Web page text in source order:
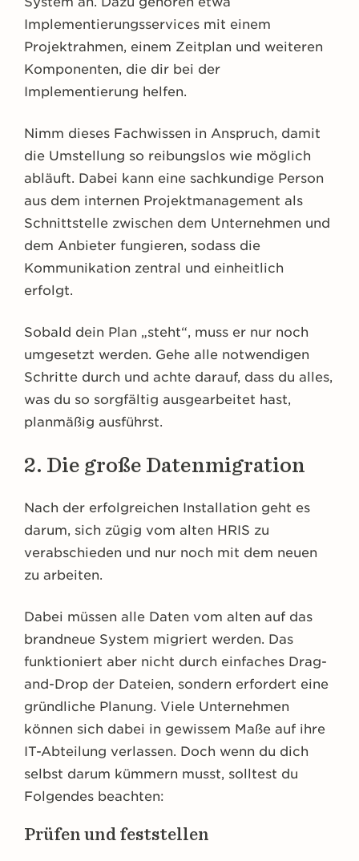
Implementierungsservices mit einem
Projektrahmen, einem Zeitplan und weiteren
Komponenten, die dir bei der
Implementierung helfen.
Nimm dieses Fachwissen in Anspruch, damit
die Umstellung so reibungslos wie möglich
abläuft. Dabei kann eine sachkundige Person
aus dem internen Projektmanagement als
Schnittstelle zwischen dem Unternehmen und
dem Anbieter fungieren, sodass die
Kommunikation zentral und einheitlich
erfolgt.
Sobald dein Plan „steht“, muss er nur noch
umgesetzt werden. Gehe alle notwendigen
Schritte durch und achte darauf, dass du alles,
was du so sorgfältig ausgearbeitet hast,
planmäßig ausführst.
2. Die große Datenmigration
Nach der erfolgreichen Installation geht es
darum, sich zügig vom alten HRIS zu
verabschieden und nur noch mit dem neuen
zu arbeiten.
Dabei müssen alle Daten vom alten auf das
brandneue System migriert werden. Das
funktioniert aber nicht durch einfaches Drag-
and-Drop der Dateien, sondern erfordert eine
gründliche Planung. Viele Unternehmen
können sich dabei in gewissem Maße auf ihre
IT-Abteilung verlassen. Doch wenn du dich
selbst darum kümmern musst, solltest du
Folgendes beachten:
Prüfen und feststellen